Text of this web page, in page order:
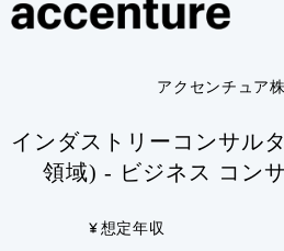
アクセンチュア
インダストリーコンサル
領域) - ビジネス コン
想定年収